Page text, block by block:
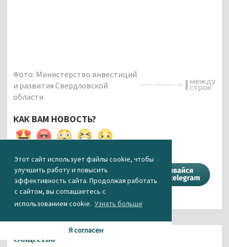
Этот сайт использует файлы cookie, чтобы
улучшить работу и повысить
эффективность сайта. Продолжая работать
с сайтом, вы соглашаетесь с
использованием cookie. Узнать больше
Я согласен
Фото: Министерство инвестиций
и развития Свердловской
области
КАК ВАМ НОВОСТЬ?
Поделиться
Новости СМИ2
Общество